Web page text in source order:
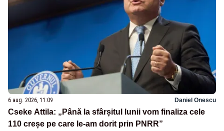
6 aug. 2026, 11:09 Daniel Onescu
Cseke Attila: „Până la sfârșitul lunii vom finaliza cele
110 creșe pe care le-am dorit prin PNRR”